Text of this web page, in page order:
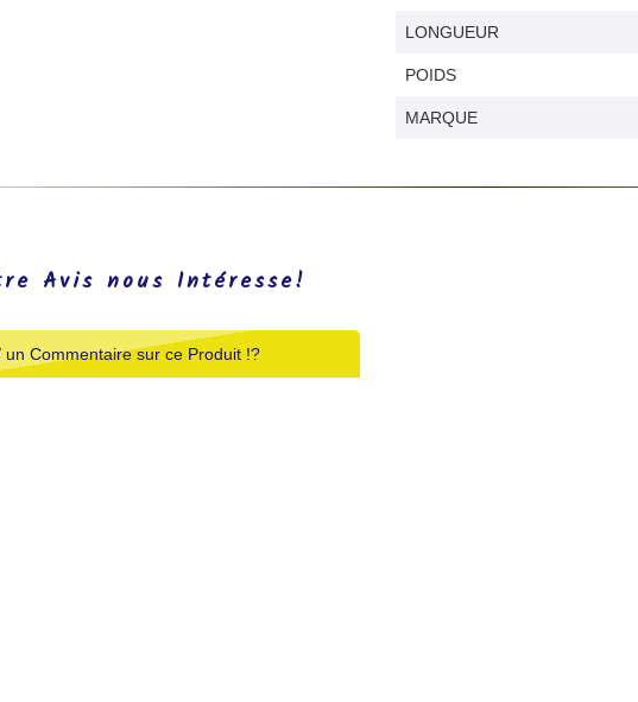
LONGUEUR
POIDS
MARQUE
Avis nous Intéresse!
un Commentaire sur ce Produit !?